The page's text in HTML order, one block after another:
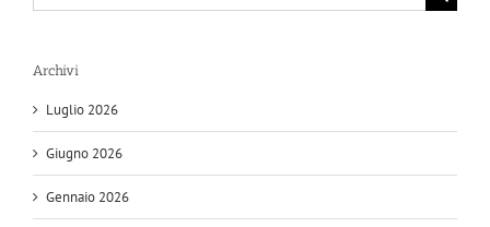
per:
Archivi
Luglio 2026
Giugno 2026
Gennaio 2026